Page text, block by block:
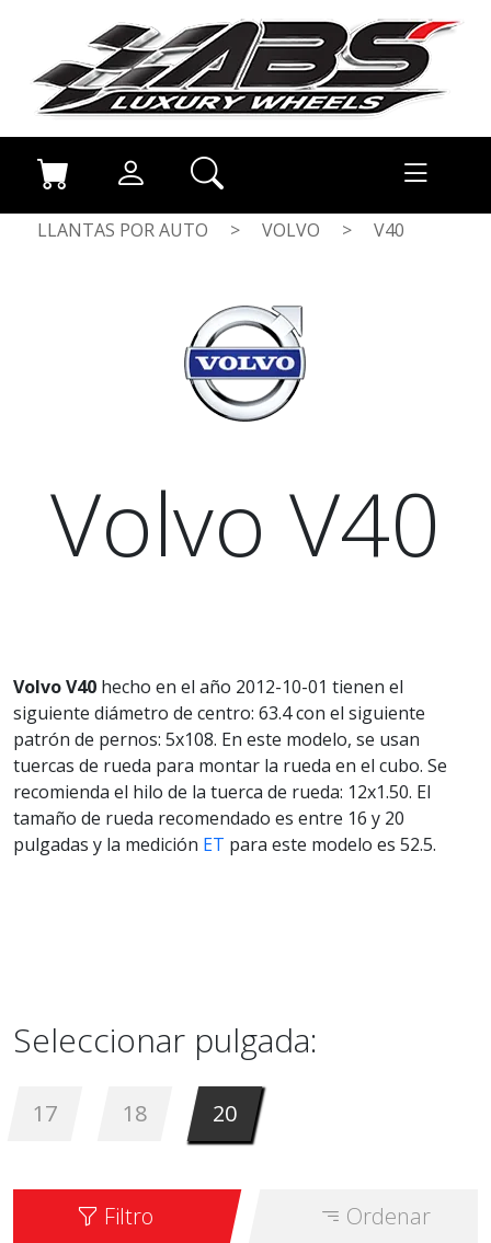
LLANTAS POR AUTO > VOLVO > V40
Volvo V40
Volvo V40 hecho en el año 2012-10-01 tienen el
siguiente diámetro de centro: 63.4 con el siguiente
patrón de pernos: 5x108. En este modelo, se usan
tuercas de rueda para montar la rueda en el cubo. Se
recomienda el hilo de la tuerca de rueda: 12x1.50. El
tamaño de rueda recomendado es entre 16 y 20
pulgadas y la medición ET para este modelo es 52.5.
Seleccionar pulgada:
17 18 20
Filtro Ordenar